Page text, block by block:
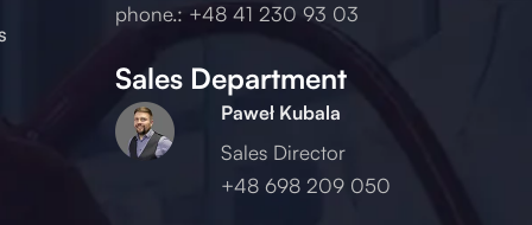
phone.: +48 41 230 93 03
Sales Department
Paweł Kubala
Sales Director
+48 698 209 050